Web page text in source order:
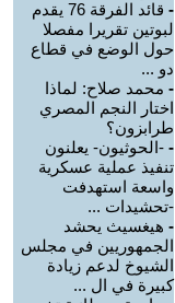
-
قائد الفرقة 76 يقدم
لبوتين تقريرا مفصلا
حول الوضع في قطاع
دو ...
- محمد صلاح: لماذا
اختار النجم المصري
طرابزون؟
- -الحوثيون- يعلنون
تنفيذ عملية عسكرية
واسعة استهدفت
-تحشيدات ...
- هيغسيث يحشد
الجمهوريين في مجلس
الشيوخ لدعم زيادة
كبيرة في ال ...